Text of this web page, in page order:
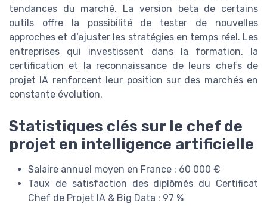
tendances du marché. La version beta de certains
outils offre la possibilité de tester de nouvelles
approches et d’ajuster les stratégies en temps réel. Les
entreprises qui investissent dans la formation, la
certification et la reconnaissance de leurs chefs de
projet IA renforcent leur position sur des marchés en
constante évolution.
Statistiques clés sur le chef de
projet en intelligence artificielle
Salaire annuel moyen en France : 60 000 €
Taux de satisfaction des diplômés du Certificat
Chef de Projet IA & Big Data : 97 %